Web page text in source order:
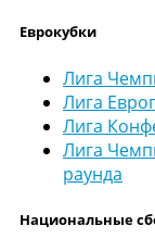
Еврокубки
Лига
Лига
Лига
Лига
раунда
Национальные